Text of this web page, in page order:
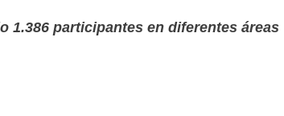
1.386 participantes en diferentes áreas